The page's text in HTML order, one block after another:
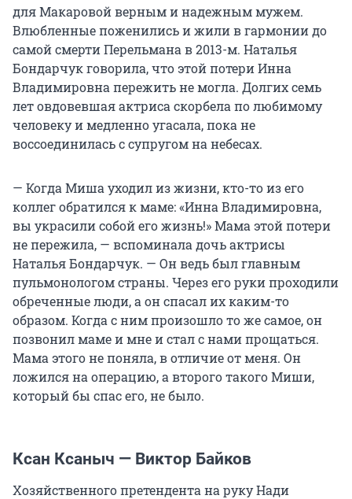
для Макаровой верным и надежным мужем.
Влюбленные поженились и жили в гармонии до
самой смерти Перельмана в 2013-м. Наталья
Бондарчук говорила, что этой потери Инна
Владимировна пережить не могла. Долгих семь
лет овдовевшая актриса скорбела по любимому
человеку и медленно угасала, пока не
воссоединилась с супругом на небесах.
— Когда Миша уходил из жизни, кто-то из его
коллег обратился к маме: «Инна Владимировна,
вы украсили собой его жизнь!» Мама этой потери
не пережила, — вспоминала дочь актрисы
Наталья Бондарчук. — Он ведь был главным
пульмонологом страны. Через его руки проходили
обреченные люди, а он спасал их каким-то
образом. Когда с ним произошло то же самое, он
позвонил маме и мне и стал с нами прощаться.
Мама этого не поняла, в отличие от меня. Он
ложился на операцию, а второго такого Миши,
который бы спас его, не было.
Ксан Ксаныч — Виктор Байков
Хозяйственного претендента на руку Нади